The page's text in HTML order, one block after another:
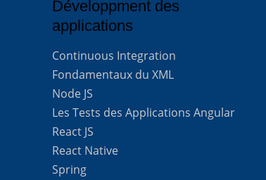
Développment des
applications
Continuous Integration
Fondamentaux du XML
Node JS
Les Tests des Applications Angular
React JS
React Native
Spring